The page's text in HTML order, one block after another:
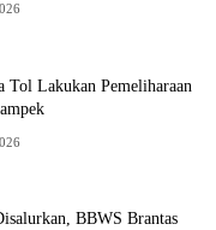
Tol Lakukan Pemeliharaan
BBWS Brantas